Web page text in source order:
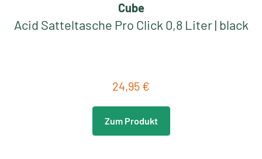
Cube
Acid Satteltasche Pro Click 0,8 Liter | black
Regulärer Preis:
24,95 €
Zum Produkt